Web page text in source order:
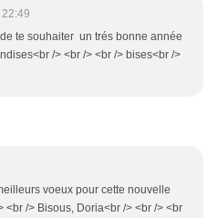
te souhaiter un trés bonne année
/> <br /> <br /> bises<br />
voeux pour cette nouvelle
<br /> Bisous, Doria<br /> <br /> <br